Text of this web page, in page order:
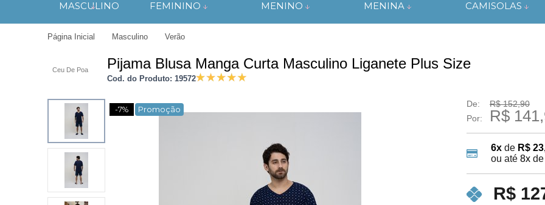
MASCULINO FEMININO MENINO MENINA CAMISOLAS
Página Inicial Masculino Verão
Ceu De Poa Pijama Blusa Manga Curta Masculino Liganete Plus Size
Cod. do Produto: 19572
-7% Promoção
De:
R$ 152,90
Por:
R$
6x de R$
ou até8x
R$